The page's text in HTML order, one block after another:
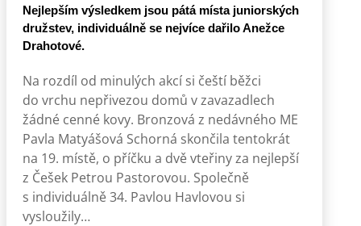
Nejlepším výsledkem jsou pátá místa juniorských
družstev, individuálně se nejvíce dařilo Anežce
Drahotové.
Na rozdíl od minulých akcí si čeští běžci
do vrchu nepřivezou domů v zavazadlech
žádné cenné kovy. Bronzová z nedávného ME
Pavla Matyášová Schorná skončila tentokrát
na 19. místě, o příčku a dvě vteřiny za nejlepší
z Češek Petrou Pastorovou. Společně
s individuálně 34. Pavlou Havlovou si
vysloužily…